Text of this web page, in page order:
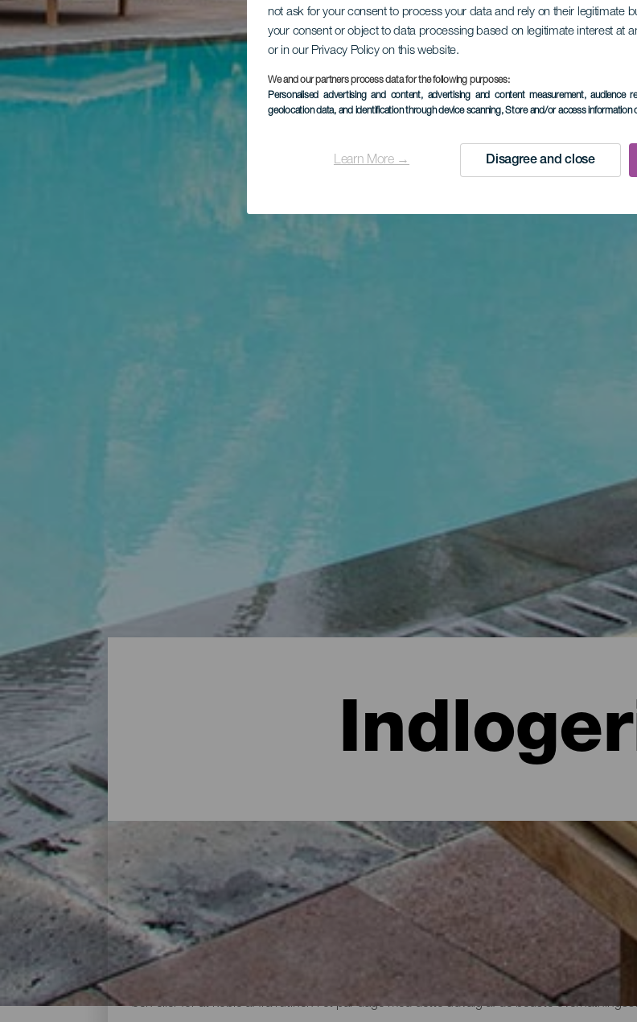
not ask for your consent to process your data and rely on their legitimate
your consent or object to data processing based on legitimate interest at
or in our Privacy Policy on this website.
We and our partners process data for the following purposes:
Personalised advertising and content, advertising and content measurement, audience
geolocation data, and identification through device scanning, Store and/or access information
Learn More → Disagree and close
Indkvartering på La Palma: hoteller, lejligheder...
I et hus på landet midt i naturen, i en lejlighed ved havet eller på et malerisk hotel omgivet af
alternativer til alle slags rejsende på sine lidt mere end 700 kvadratkilometer. Find den
øen eller for at koble af fra rutinen i et par dage med dette udvalg af de bedste